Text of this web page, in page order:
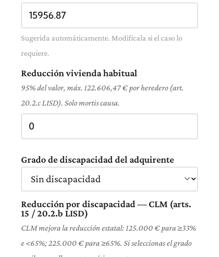
Sugerida automáticamente. Modifícala si el caso lo
requiere.
Reducción vivienda habitual
95% del valor, máx. 122.606,47 € por heredero (art.
20.2.c LISD). Solo mortis causa.
Grado de discapacidad del adquirente
Reducción por discapacidad — CLM (arts.
15 / 20.2.b LISD)
CLM mejora la reducción estatal: 125.000 € para ≥33%
e <65%; 225.000 € para ≥65%. Si seleccionas el grado